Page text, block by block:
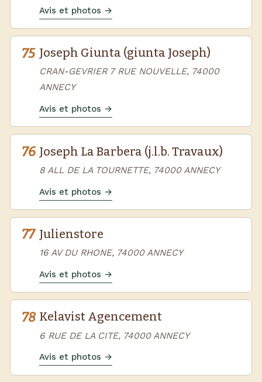
Avis et photos →
75 Joseph Giunta (giunta Joseph)
CRAN-GEVRIER 7 RUE NOUVELLE, 74000
ANNECY
Avis et photos →
76 Joseph La Barbera (j.l.b. Travaux)
8 ALL DE LA TOURNETTE, 74000 ANNECY
Avis et photos →
77 Julienstore
16 AV DU RHONE, 74000 ANNECY
Avis et photos →
78 Kelavist Agencement
6 RUE DE LA CITE, 74000 ANNECY
Avis et photos →